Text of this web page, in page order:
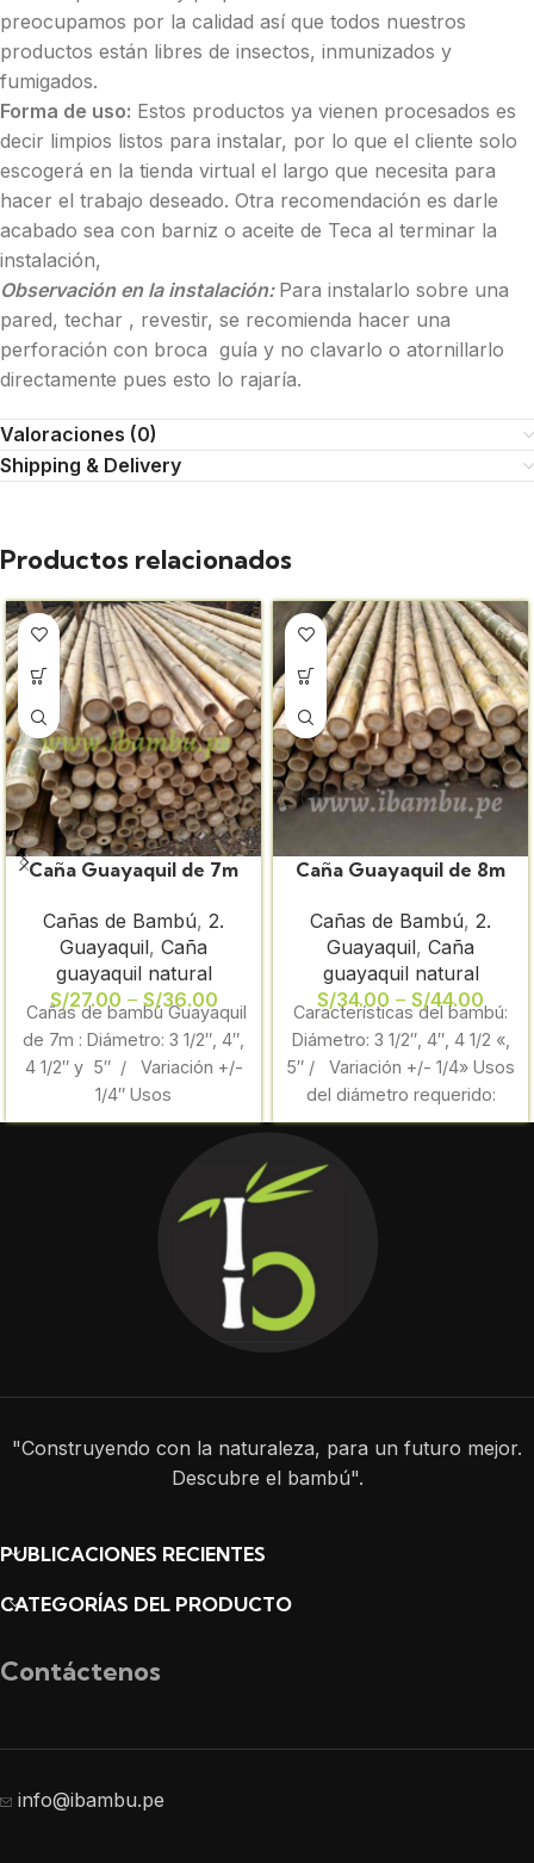
preocupamos por la calidad así que todos nuestros
productos están libres de insectos, inmunizados y
fumigados.
Forma de uso: Estos productos ya vienen procesados es
decir limpios listos para instalar, por lo que el cliente solo
escogerá en la tienda virtual el largo que necesita para
hacer el trabajo deseado. Otra recomendación es darle
acabado sea con barniz o aceite de Teca al terminar la
instalación,
Observación en la instalación: Para instalarlo sobre una
pared, techar , revestir, se recomienda hacer una
perforación con broca guía y no clavarlo o atornillarlo
directamente pues esto lo rajaría.
Valoraciones (0)
Shipping & Delivery
Productos relacionados
Caña Guayaquil de 7m
Cañas de Bambú, 2.
Guayaquil, Caña
guayaquil natural
S/27.00 – S/36.00
Cañas de bambú Guayaquil
de 7m : Diámetro: 3 1/2″, 4″,
4 1/2″ y 5″ / Variación +/-
1/4″ Usos
Caña Guayaquil de 8m
Cañas de Bambú, 2.
Guayaquil, Caña
guayaquil natural
S/34.00 – S/44.00
Características del bambú:
Diámetro: 3 1/2″, 4″, 4 1/2 «,
5″ / Variación +/- 1/4» Usos
del diámetro requerido:
Viguetas,
"Construyendo con la naturaleza, para un futuro mejor.
Descubre el bambú".
PUBLICACIONES RECIENTES
CATEGORÍAS DEL PRODUCTO
Contáctenos
info@ibambu.pe